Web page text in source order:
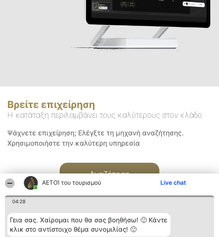
ΑΕΤΟΊ του τουρισμού Live chat
04:28
Γεια σας. Χαίρομαι που θα σας βοηθήσω! 🙂 Κάντε
κλικ στο αντίστοιχο θέμα συνομιλίας! 🙂
Βρείτε επιχείρηση
Η κατάταξη περιλαμβάνει τους καλύτερους στον κλάδο
Ψάχνετε επιχείρηση; Ελέγξτε τη μηχανή αναζήτησης.
Χρησιμοποιήστε την καλύτερη υπηρεσία
Αναζήτηση